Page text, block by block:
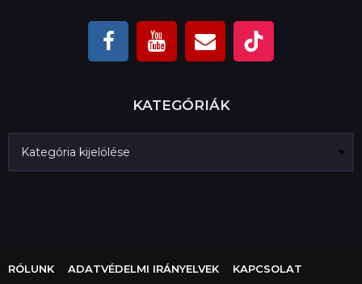
KATEGÓRIÁK
t
RÓLUNK ADATVÉDELMI IRÁNYELVEK KAPCSOLAT